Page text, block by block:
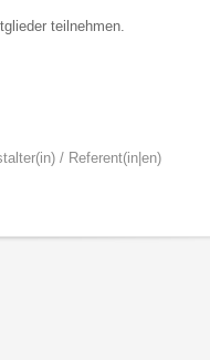
teilnehmen.
/ Referent(in|en)